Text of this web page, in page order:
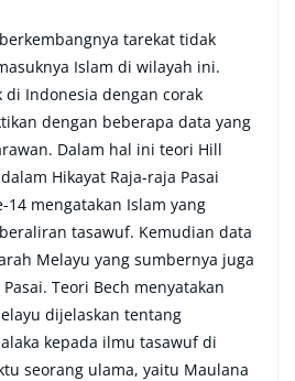
tarekat tidak
Islam di wilayah ini.
di Indonesia dengan corak
dengan beberapa data yang
Dalam hal ini teori Hill
Hikayat Raja-raja Pasai
14 mengatakan Islam yang
tasawuf. Kemudian data
Melayu yang sumbernya juga
Teori Bech menyatakan
dijelaskan tentang
kepada ilmu tasawuf di
seorang ulama, yaitu Maulana